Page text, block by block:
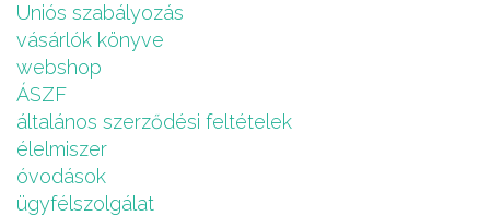
Uniós szabályozás
vásárlók könyve
webshop
ÁSZF
általános szerződési feltételek
élelmiszer
óvodások
ügyfélszolgálat